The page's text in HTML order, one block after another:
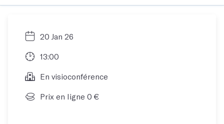
20 Jan 26
13:00
En visioconférence
Prix en ligne 0 €